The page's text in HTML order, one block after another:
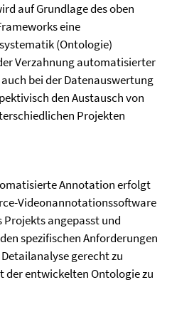
auf Grundlage des oben
eine
(Ontologie)
Verzahnung automatisierter
bei der Datenauswertung
den Austausch von
Projekten
Annotation erfolgt
Videonannotationssoftware
Projekts angepasst und
spezifischen Anforderungen
gerecht zu
der entwickelten Ontologie zu